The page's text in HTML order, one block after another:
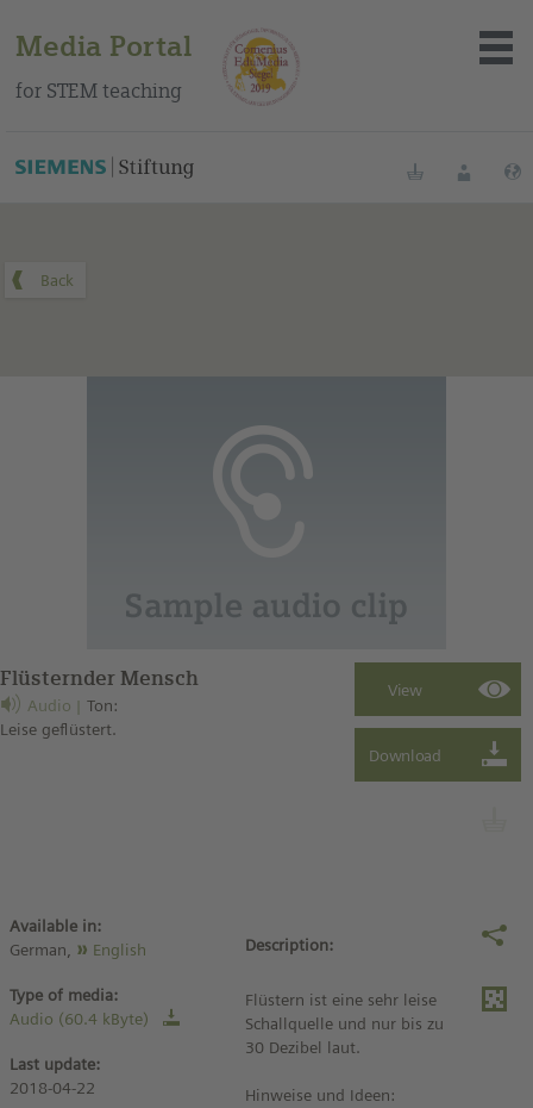
Media Portal
for STEM teaching
About the portal
BookmarksLogin
Flüsternder Mensch
Audio
Ton:
Leise geflüstert.
Available in:
German,
English
Type of media:
Audio (60.4 kByte)
Last update:
2018-04-22
Description:
Flüstern ist eine sehr leise
Schallquelle und nur bis zu
30 Dezibel laut.
Hinweise und Ideen:
You can find this medium on our Spanish education portal